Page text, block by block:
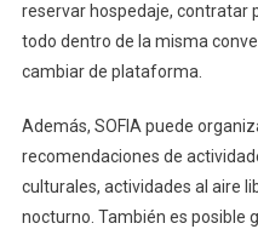
reservar hospedaje, contratar
todo dentro de la misma
cambiar de plataforma.
Además, SOFIA puede
recomendaciones de
culturales, actividades al aire
nocturno. También es posible